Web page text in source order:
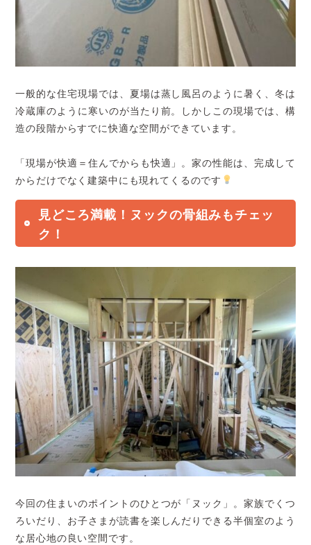
一般的な住宅現場では、夏場は蒸し風呂のように暑く、冬は
冷蔵庫のように寒いのが当たり前。しかしこの現場では、構
造の段階からすでに快適な空間ができています。
「現場が快適＝住んでからも快適」。家の性能は、完成して
からだけでなく建築中にも現れてくるのです
見どころ満載！ヌックの骨組みもチェッ
ク！
今回の住まいのポイントのひとつが「ヌック」。家族でくつ
ろいだり、お子さまが読書を楽しんだりできる半個室のよう
な居心地の良い空間です。